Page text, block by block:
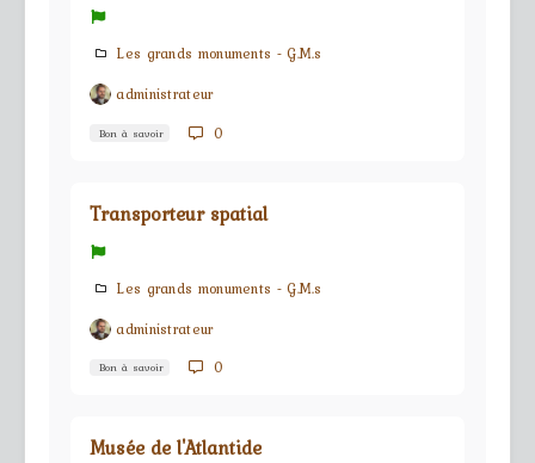
Les grands monuments - G.M.s
administrateur
Bon à savoir 0
Transporteur spatial
Les grands monuments - G.M.s
administrateur
Bon à savoir 0
Musée de l'Atlantide